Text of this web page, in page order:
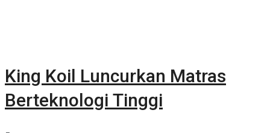
King Koil Luncurkan Matras
Berteknologi Tinggi